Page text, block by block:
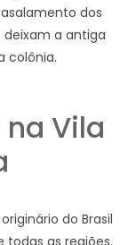
dos
deixam a antiga
colônia.
Vila
do Brasil
as regiões.